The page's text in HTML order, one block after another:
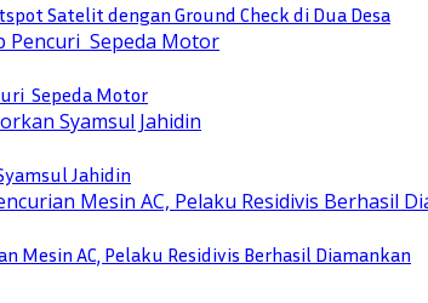
Satelit dengan Ground Check di Dua Desa
Sepeda Motor
Jahidin
Mesin AC, Pelaku Residivis Berhasil Diamankan